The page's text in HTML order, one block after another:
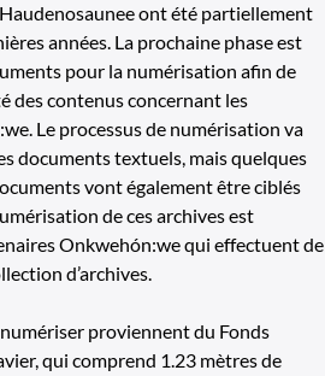
ont été partiellement
années. La prochaine phase est
pour la numérisation afin de
des contenus concernant les
Le processus de numérisation va
documents textuels, mais quelques
vont également être ciblés
de ces archives est
Onkwehón:we qui effectuent de
d’archives.
proviennent du Fonds
qui comprend 1.23 mètres de